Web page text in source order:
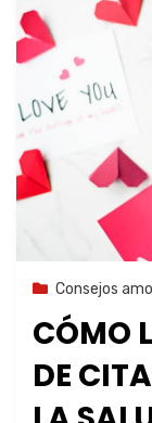
9 de agosto
Consejos
CÓMO
DE